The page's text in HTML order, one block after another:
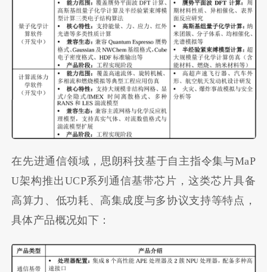
在先进通信领域，思朗科技基于自主指令集与MaP
U架构推出UCP系列通信基带芯片，这类芯片具备
高算力、低功耗、高集成度与多协议支持等特点，
具体产品概况如下：